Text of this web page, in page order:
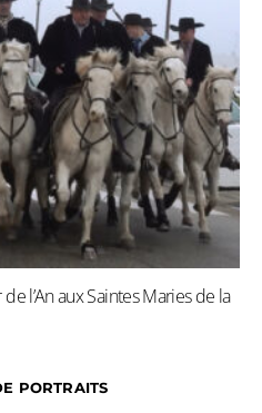
l’An aux Saintes Maries de la
PORTRAITS